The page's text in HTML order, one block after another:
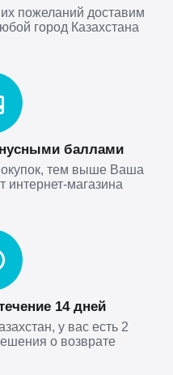
пожеланий доставим
город Казахстана
баллами
тем выше Ваша
интернет-магазина
14 дней
у вас есть 2
о возврате